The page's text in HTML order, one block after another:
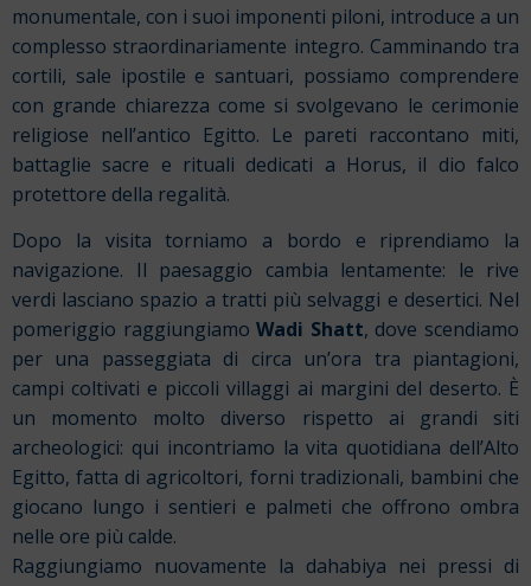
monumentale, con i suoi imponenti piloni, introduce a un
complesso straordinariamente integro. Camminando tra
cortili, sale ipostile e santuari, possiamo comprendere
con grande chiarezza come si svolgevano le cerimonie
religiose nell’antico Egitto. Le pareti raccontano miti,
battaglie sacre e rituali dedicati a Horus, il dio falco
protettore della regalità.
Dopo la visita torniamo a bordo e riprendiamo la
navigazione. Il paesaggio cambia lentamente: le rive
verdi lasciano spazio a tratti più selvaggi e desertici. Nel
pomeriggio raggiungiamoWadi Shatt, dove scendiamo
per una passeggiata di circa un’ora tra piantagioni,
campi coltivati e piccoli villaggi ai margini del deserto. È
un momento molto diverso rispetto ai grandi siti
archeologici: qui incontriamo la vita quotidiana dell’Alto
Egitto, fatta di agricoltori, forni tradizionali, bambini che
giocano lungo i sentieri e palmeti che offrono ombra
nelle ore più calde.
Raggiungiamo nuovamente la dahabiya nei pressi di